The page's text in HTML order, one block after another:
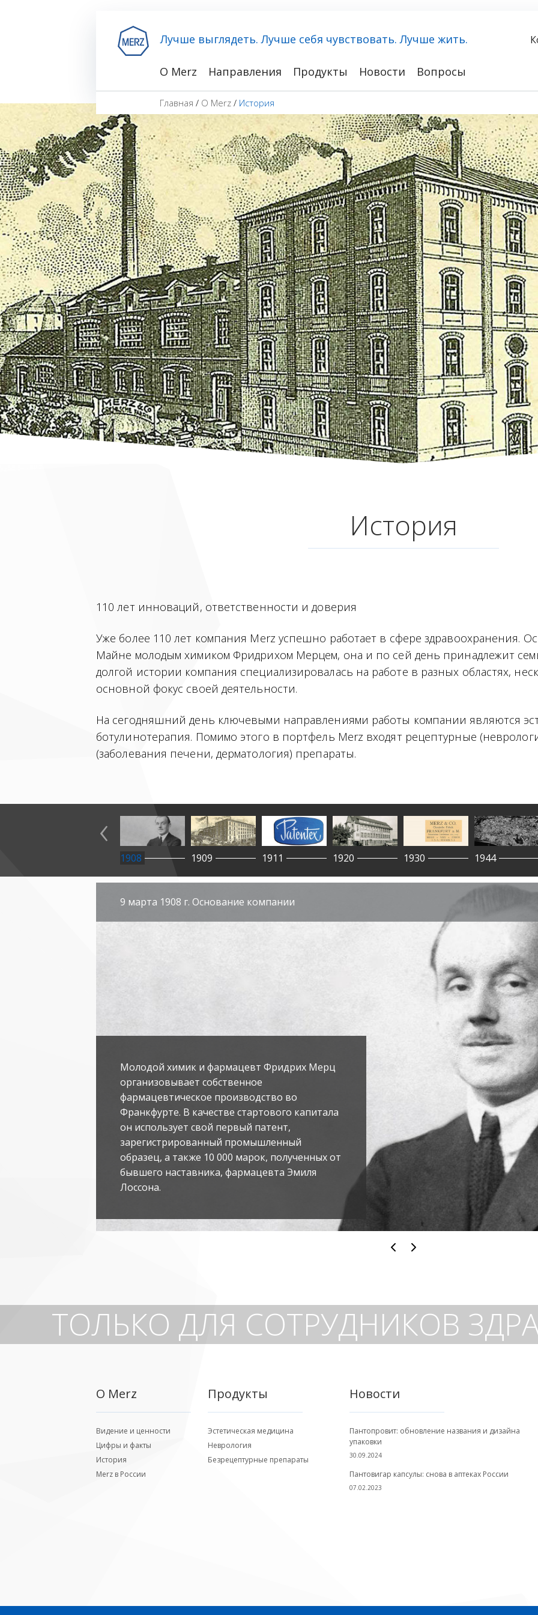
Лучше выглядеть. Лучше себя чувствовать. Лучше жить.
О Merz Направления Продукты Новости Вопросы
Главная / О Merz / История
История
110 лет инноваций, ответственности и доверия
Уже более 110 лет компания Merz успешно работает в сфере здравоохранения.
Майне молодым химиком Фридрихом Мерцем, она и по сей день принадлежит
долгой истории компания специализировалась на работе в разных областях,
основной фокус своей деятельности.
На сегодняшний день ключевыми направлениями работы компании являются
ботулинотерапия. Помимо этого в портфель Merz входят рецептурные
(заболевания печени, дерматология) препараты.
1908 1909 1911 1920 1930 1944
‹
9 марта 1908 г. Основание компании
Молодой химик и фармацевт Фридрих Мерц
организовывает собственное
фармацевтическое производство во
Франкфурте. В качестве стартового капитала
он использует свой первый патент,
зарегистрированный промышленный
образец, а также 10 000 марок, полученных от
бывшего наставника, фармацевта Эмиля
Лоссона.
ТОЛЬКО ДЛЯ СОТРУДНИКОВ
О Merz
Видение и ценности
Цифры и факты
История
Merz в России
Продукты
Эстетическая медицина
Неврология
Безрецептурные препараты
Новости
Пантопровит: обновление названия и дизайна
упаковки
30.09.2024
Пантовигар капсулы: снова в аптеках России
07.02.2023